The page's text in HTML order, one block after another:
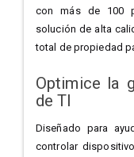
con más de 100
solución de alta
total de propiedad
Optimice la
de TI
Diseñado para
controlar